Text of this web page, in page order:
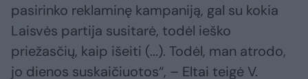
pasirinko reklaminę kampaniją, gal su kokia
Laisvės partija susitarė, todėl ieško
priežasčių, kaip išeiti (...). Todėl, man atrodo,
jo dienos suskaičiuotos“, – Eltai teigė V.